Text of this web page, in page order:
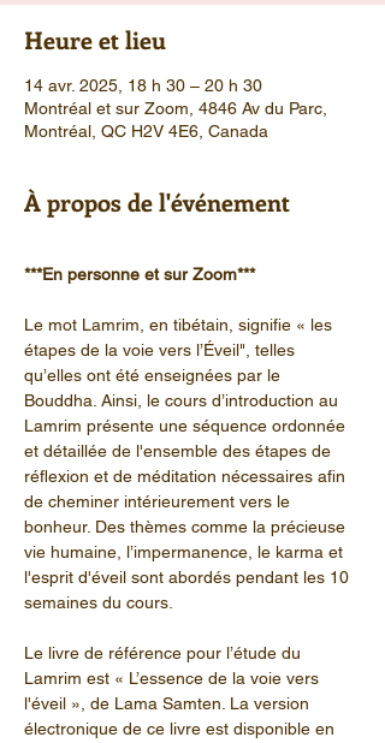
Heure et lieu
14 avr. 2025, 18 h 30 – 20 h 30
Montréal et sur Zoom, 4846 Av du Parc,
Montréal, QC H2V 4E6, Canada
À propos de l'événement
***En personne et sur Zoom***
Le mot Lamrim, en tibétain, signifie « les
étapes de la voie vers l’Éveil", telles
qu’elles ont été enseignées par le
Bouddha. Ainsi, le cours d’introduction au
Lamrim présente une séquence ordonnée
et détaillée de l'ensemble des étapes de
réflexion et de méditation nécessaires afin
de cheminer intérieurement vers le
bonheur. Des thèmes comme la précieuse
vie humaine, l’impermanence, le karma et
l'esprit d'éveil sont abordés pendant les 10
semaines du cours.
Le livre de référence pour l’étude du
Lamrim est « L’essence de la voie vers
l'éveil », de Lama Samten. La version
électronique de ce livre est disponible en